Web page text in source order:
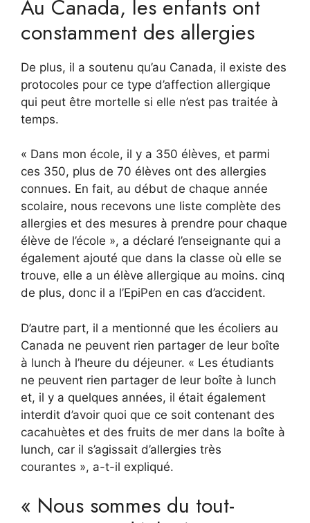
Au Canada, les enfants ont
constamment des allergies
De plus, il a soutenu qu’au Canada, il existe des
protocoles pour ce type d’affection allergique
qui peut être mortelle si elle n’est pas traitée à
temps.
« Dans mon école, il y a 350 élèves, et parmi
ces 350, plus de 70 élèves ont des allergies
connues. En fait, au début de chaque année
scolaire, nous recevons une liste complète des
allergies et des mesures à prendre pour chaque
élève de l’école », a déclaré l’enseignante qui a
également ajouté que dans la classe où elle se
trouve, elle a un élève allergique au moins. cinq
de plus, donc il a l’EpiPen en cas d’accident.
D’autre part, il a mentionné que les écoliers au
Canada ne peuvent rien partager de leur boîte
à lunch à l’heure du déjeuner. « Les étudiants
ne peuvent rien partager de leur boîte à lunch
et, il y a quelques années, il était également
interdit d’avoir quoi que ce soit contenant des
cacahuètes et des fruits de mer dans la boîte à
lunch, car il s’agissait d’allergies très
courantes », a-t-il expliqué.
« Nous sommes du tout-